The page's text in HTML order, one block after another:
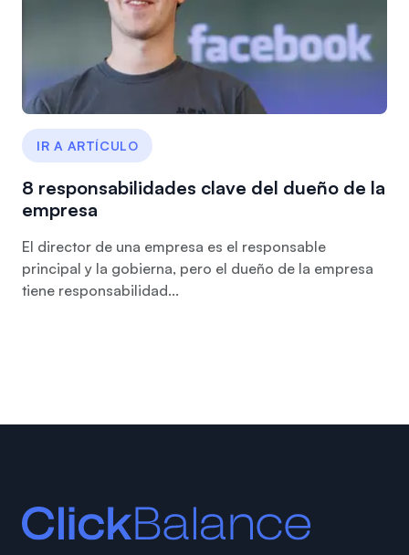
IR A ARTÍCULO
8 responsabilidades clave del dueño de la
empresa
El director de una empresa es el responsable
principal y la gobierna, pero el dueño de la empresa
tiene responsabilidad...